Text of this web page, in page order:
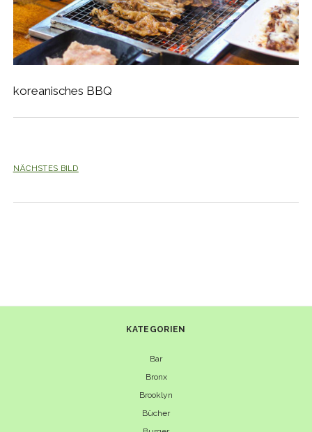
koreanisches BBQ
NÄCHSTES BILD
KATEGORIEN
Bar
Bronx
Brooklyn
Bücher